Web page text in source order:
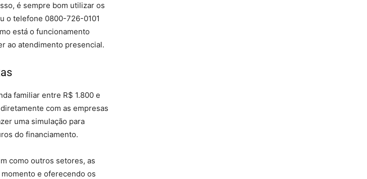
é sempre bom utilizar os
o telefone 0800-726-0101
está o funcionamento
ao atendimento presencial.
familiar entre R$ 1.800 e
com as empresas
uma simulação para
do financiamento.
como outros setores, as
e oferecendo os